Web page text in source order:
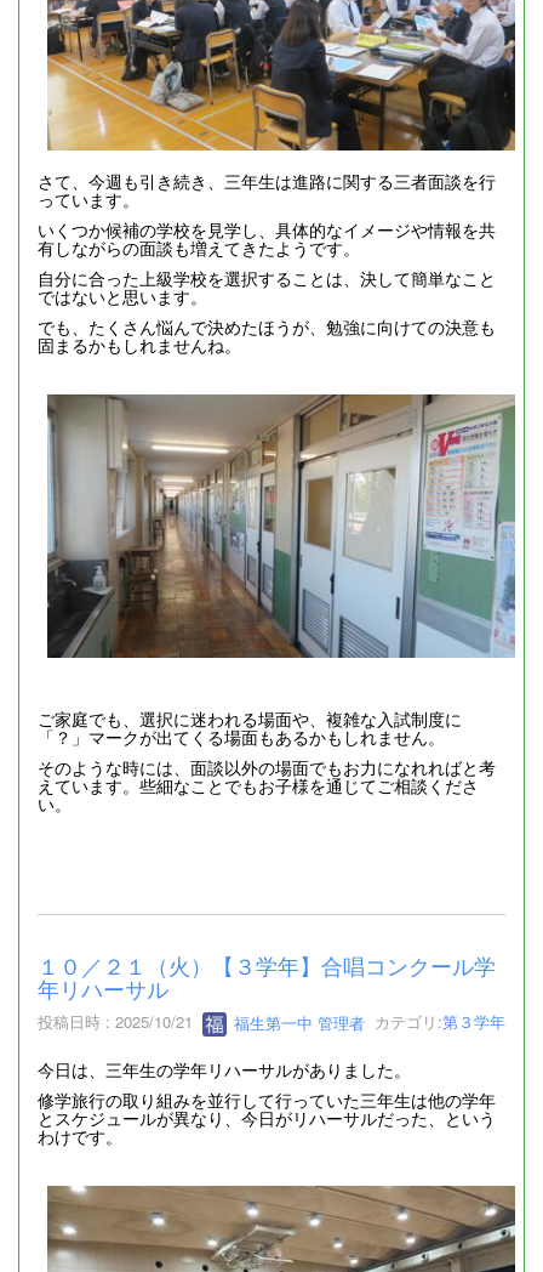
さて、今週も引き続き、三年生は進路に関する三者面談を行
っています。
いくつか候補の学校を見学し、具体的なイメージや情報を共
有しながらの面談も増えてきたようです。
自分に合った上級学校を選択することは、決して簡単なこと
ではないと思います。
でも、たくさん悩んで決めたほうが、勉強に向けての決意も
固まるかもしれませんね。
ご家庭でも、選択に迷われる場面や、複雑な入試制度に
「？」マークが出てくる場面もあるかもしれません。
そのような時には、面談以外の場面でもお力になれればと考
えています。些細なことでもお子様を通じてご相談くださ
い。
１０／２１（火）【３学年】合唱コンクール学
年リハーサル
投稿日時 : 2025/10/21 福生第一中 管理者 カテゴリ:第３学年
今日は、三年生の学年リハーサルがありました。
修学旅行の取り組みを並行して行っていた三年生は他の学年
とスケジュールが異なり、今日がリハーサルだった、という
わけです。